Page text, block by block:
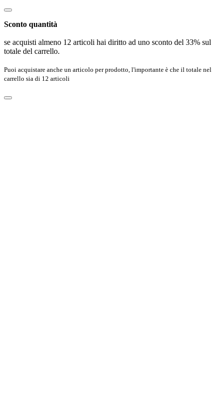
Sconto quantità
se acquisti almeno 12 articoli hai diritto ad uno sconto del 33% sul
totale del carrello.
Puoi acquistare anche un articolo per prodotto, l'importante è che il totale nel
carrello sia di 12 articoli